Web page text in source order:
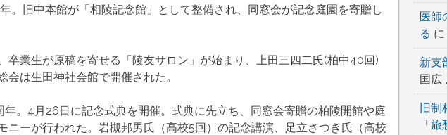
。旧中本館が「相陵記念館」として整備され、同窓会が記念庭園を寄贈し
卒業生が原稿を寄せる「陵友サロン」が始まり、上田三四二氏(柏中40回)
会は生田神社会館で開催された。
年。4月26日に記念式典を開催。式典に先立ち、同窓会寄贈の柏陵開館や庭
ニーが行われた。岩槻邦男氏（高校5回）の記念講演、足立さつき氏（高校
医師
る に
新支
国広
旧
「